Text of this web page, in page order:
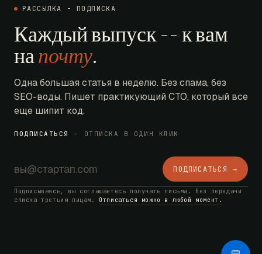
РАССЫЛКА - ПОДПИСКА
Каждый выпуск -- к вам
напочту.
Одна большая статья в неделю. Без спама, без
SEO-воды. Пишет практикующий CTO, который все
еще шипит код.
ПОДПИСАТЬСЯ - ОТПИСКА В ОДИН КЛИК
ПОДПИСАТЬСЯ →
Подписываясь, вы соглашаетесь получать письма. Без передачи
списка третьим лицам. Отписаться можно в любой момент.